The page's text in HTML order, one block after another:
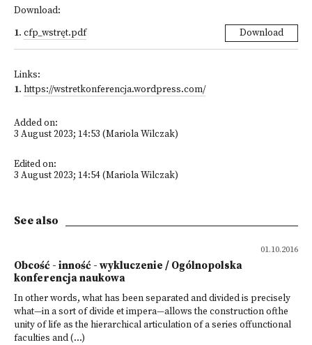
Download:
1. cfp_wstręt.pdf Download
Links:
1. https://wstretkonferencja.wordpress.com/
Added on:
3 August 2023; 14:53 (Mariola Wilczak)
Edited on:
3 August 2023; 14:54 (Mariola Wilczak)
See also
01.10.2016
Obcość - inność - wykluczenie / Ogólnopolska
konferencja naukowa
In other words, what has been separated and divided is precisely
what—in a sort of divide et impera—allows the construction ofthe
unity of life as the hierarchical articulation of a series offunctional
faculties and (...)